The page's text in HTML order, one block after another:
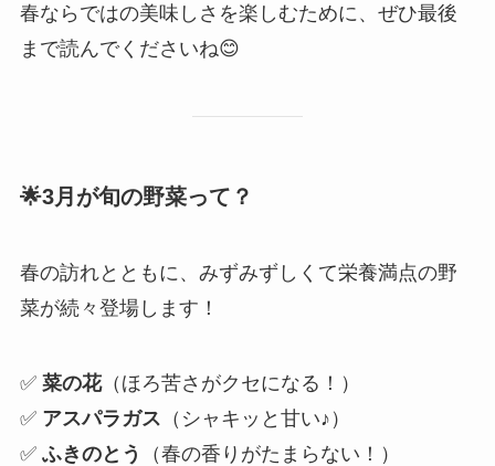
春ならではの美味しさを楽しむために、ぜひ最後
まで読んでくださいね😊
🌟3月が旬の野菜って？
春の訪れとともに、みずみずしくて栄養満点の野
菜が続々登場します！
✅ 菜の花（ほろ苦さがクセになる！）
✅ アスパラガス （シャキッと甘い♪）
✅ ふきのとう
（春の香りがたまらない！）